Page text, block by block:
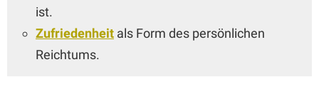
ist.
Zufriedenheit als Form des persönlichen
Reichtums.